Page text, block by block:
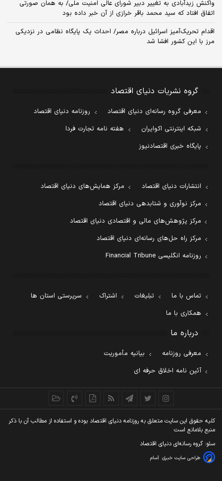
واکنش زیدآبادی به تغییر دبیر شورای عالی امنیت ملی/ به همان صورتی
اتفاق افتاد که سید محمد باقر خرازی از آن خبر داده بود
اقدام تحریک‌آمیز اسرائیل درباره مصر/ احداث یک پایگاه نظامی در نزدیکی
مرز با این کشور افشا شد
گروه نشریات دنیای اقتصاد
معرفی گروه رسانه‌ای دنیای اقتصاد
روزنامه دنیای اقتصاد
شبکه اینترنتی اکوایران
هفته نامه تجارت فردا
پایگاه خبری اقتصادنیوز
انتشارات دنیای اقتصاد
مرکز همایش‌های دنیای اقتصاد
مرکز نوآوری و شتابدهی دنیای اقتصاد
مرکز پژوهش‌های مالی و اقتصادی دنیای اقتصاد
مرکز راه حل‌های رسانه‌ای دنیای اقتصاد
روزنامه انگلیسی Financial Tribune
تماس با ما تبلیغات اشتراک
سرپرستی استان ها
همکاری با ما
درباره ما
معرفی روزنامه
بیانیه مأموریت
آئین نامه اخلاق حرفه ای
کليه حقوق اين سايت متعلق به روزنامه دنيای اقتصاد بوده و استفاده از مطالب آن با ذکر
منبع بلامانع است
سئو: گروه رسانه‌ای دنیای اقتصاد
طراحی سایت خبری آسام